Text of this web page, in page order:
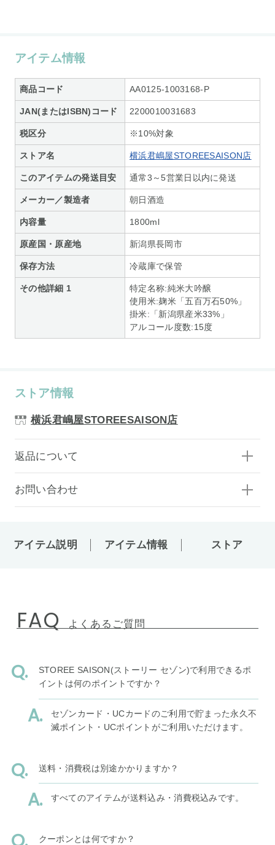
アイテム情報
商品コード AA0125-1003168-P
JAN(またはISBN)コード 2200010031683
税区分 ※10%対象
ストア名 横浜君嶋屋STOREESAISON店
このアイテムの発送目安 通常3～5営業日以内に発送
メーカー／製造者 朝日酒造
内容量 1800ml
原産国・原産地 新潟県長岡市
保存方法 冷蔵庫で保管
その他詳細 1
特定名称:純米大吟醸
使用米:麹米「五百万石50%」
掛米:「新潟県産米33%」
アルコール度数:15度
ストア情報
横浜君嶋屋STOREESAISON店
返品について
お問い合わせ
アイテム説明 アイテム情報 ストア
FAQ よくあるご質問
STOREE SAISON(ストーリー セゾン)で利用できるポ
イントは何のポイントですか？
セゾンカード・UCカードのご利用で貯まった永久不
滅ポイント・UCポイントがご利用いただけます。
送料・消費税は別途かかりますか？
すべてのアイテムが送料込み・消費税込みです。
クーポンとは何ですか？